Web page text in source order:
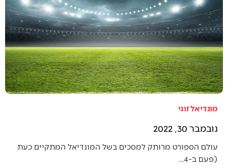
מונדיאל זוגי
נובמבר 30, 2022
עולם הספורט מרותק למסכים בשל המונדיאל המתקיים כעת
(פעם ב-4…